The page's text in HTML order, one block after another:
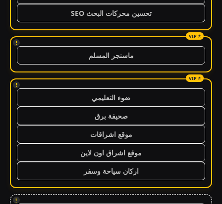
تحسين محركات البحث SEO
!
ماسنجر المسلم
!
ضوء التعليمي
صحيفة برق
موقع اشراقات
موقع اشراق اون لاين
اركان سياحة وسفر
!